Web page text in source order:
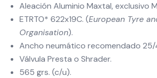
Aleación Aluminio Maxtal, exclusivo
ETRTO* 622x19C. (European Tyre
Organisation).
Ancho neumático recomendado 25/
Válvula Presta o Shrader.
565 grs. (c/u).